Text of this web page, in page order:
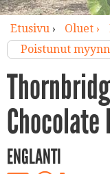
Etusivu› Oluet ›
Poistunut
ENGLANTI